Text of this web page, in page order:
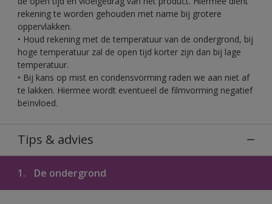
rekening te worden gehouden met name bij grotere
oppervlakken.
• Houd rekening met de temperatuur van de ondergrond, bij
hoge temperatuur zal de open tijd korter zijn dan bij lage
temperatuur.
• Bij kans op mist en condensvorming raden we aan niet af
te lakken. Hiermee wordt eventueel de filmvorming negatief
beïnvloed.
Tips & advies
1. De ondergrond